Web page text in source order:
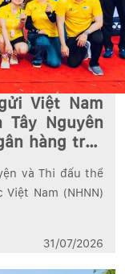
Việt Nam
Nguyên
hàng trên
và Thi đấu thể
Nam (NHNN)
31/07/2026